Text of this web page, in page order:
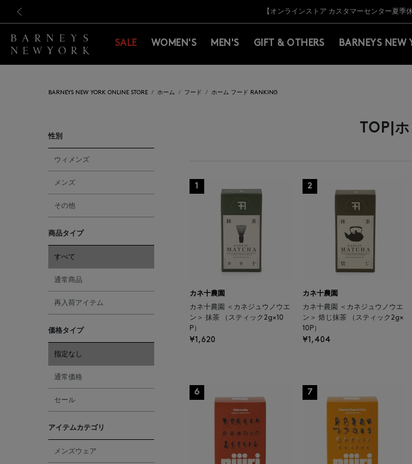
新規登録のお客様も対象！＜MY BARNEYS＞会員のお客様は11,000円（
【夏季休業に伴う出荷一時停止
【オンラインストア カスタマーセンター夏季
【夏季休業に伴う返品・交換承り一時
熊本県を中心とした地震の影響に
【開催中】SUMMER SALE
新規登録のお客様も対象！＜MY BARNEYS＞会員のお客様は11,000円（
【夏季休業に伴う出荷一時停止
SALE WOMEN'S MEN'S GIFT & OTHERS BARNEYS NEW
BARNEYS NEW YORK ONLINE STORE ホーム フード ホーム フード RANKING
性別
ウィメンズ
メンズ
その他
商品タイプ
すべて
通常商品
再入荷アイテム
価格タイプ
指定なし
通常価格
セール
アイテムカテゴリ
メンズウェア
TOP|
1
カネ十農園
カネ十農園 ＜カネジュウノウエ
ン＞ 抹茶 （スティック2g×10
P）
¥1,620
2
カネ十農園
カネ十農園 ＜カネジュウノウエ
ン＞ 焙じ抹茶 （スティック2g×
10P）
¥1,404
6 7